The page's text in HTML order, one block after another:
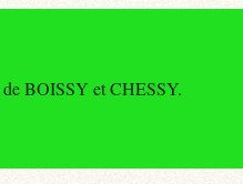
BOISSY et CHESSY.